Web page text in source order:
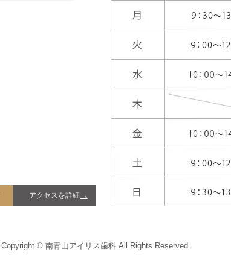
アクセスを詳細
Copyright © 南青山アイリス歯科 All Rights Reserved.